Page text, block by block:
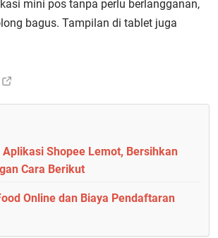
mini pos tanpa perlu berlangganan,
bagus. Tampilan di tablet juga
Shopee Lemot, Bersihkan
Cara Berikut
Online dan Biaya Pendaftaran